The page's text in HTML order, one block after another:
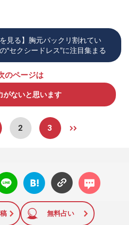
見る】胸元パックリ割れてい
“セクシードレス”に注目集まる
のページは
がないと思います
2 3
はてな
ブック
に追加
コメン
ト
無料占い